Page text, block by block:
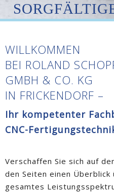
WILLKOMMEN
BEI ROLAND
GMBH & CO. KG
IN FRICKENDORF –
Ihr kompetenter
CNC-
Verschaffen Sie sich auf
den Seiten einen Überblick
gesamtes